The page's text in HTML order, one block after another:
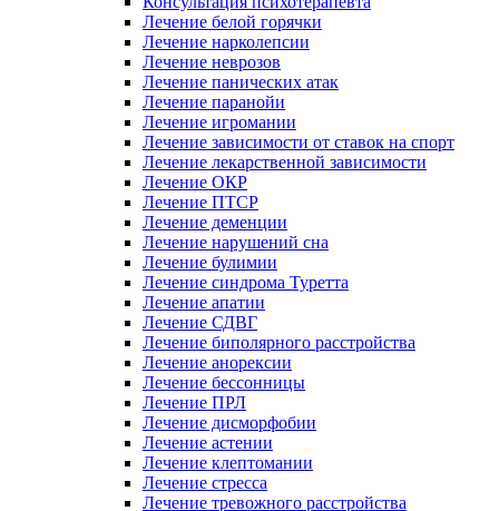
Лечение белой горячки
Лечение нарколепсии
Лечение неврозов
Лечение панических атак
Лечение паранойи
Лечение игромании
Лечение зависимости от ставок на спорт
Лечение лекарственной зависимости
Лечение ОКР
Лечение ПТСР
Лечение деменции
Лечение нарушений сна
Лечение булимии
Лечение синдрома Туретта
Лечение апатии
Лечение СДВГ
Лечение биполярного расстройства
Лечение анорексии
Лечение бессонницы
Лечение ПРЛ
Лечение дисморфобии
Лечение астении
Лечение клептомании
Лечение стресса
Лечение тревожного расстройства